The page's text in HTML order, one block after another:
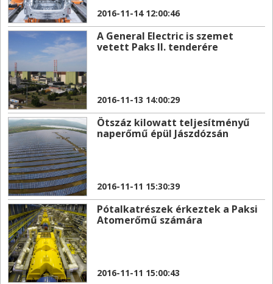
2016-11-14 12:00:46
A General Electric is szemet
vetett Paks II. tenderére
2016-11-13 14:00:29
Ötszáz kilowatt teljesítményű
naperőmű épül Jászdózsán
2016-11-11 15:30:39
Pótalkatrészek érkeztek a Paksi
Atomerőmű számára
2016-11-11 15:00:43